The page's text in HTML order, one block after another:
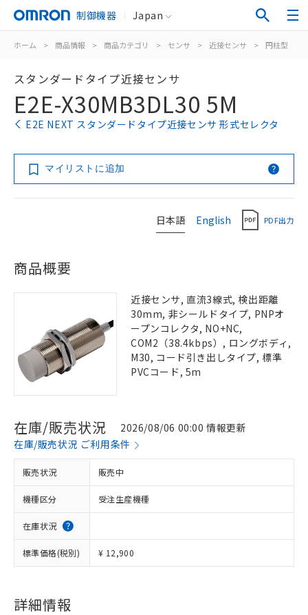
制御機器 Japan
ホーム > 商品情報 > 商品カテゴリ > センサ > 近接センサ > 円柱型
スタンダードタイプ近接センサ
E2E-X30MB3DL30 5M
E2E NEXT スタンダードタイプ近接センサ 形式セレクタ
マイリストに追加
日本語 English PDF出力
商品概要
近接センサ, 直流3線式, 検出距離
30mm, 非シールドタイプ, PNPオ
ープンコレクタ, NO+NC,
COM2（38.4kbps）, ロングボディ,
M30, コード引き出しタイプ, 標準
PVCコード, 5m
在庫/販売状況
2026/08/06 00:00 情報更新
在庫/販売状況 ご利用条件
販売状況 販売中
機種区分 受注生産機種
在庫状況
標準価格(税別) ¥ 12,900
詳細情報